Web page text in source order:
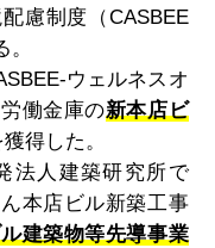
慮制度（CASBEE
ウェルネスオ
働金庫の新本店ビ
得した。
法人建築研究所で
本店ビル新築工事
建築物等先導事業